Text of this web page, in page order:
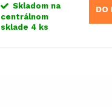
Skladom na
centrálnom
sklade 4 ks
DO